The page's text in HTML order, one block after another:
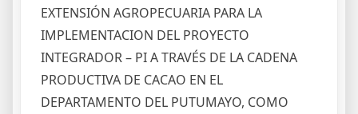
EXTENSIÓN AGROPECUARIA PARA LA
IMPLEMENTACION DEL PROYECTO
INTEGRADOR – PI A TRAVÉS DE LA CADENA
PRODUCTIVA DE CACAO EN EL
DEPARTAMENTO DEL PUTUMAYO, COMO